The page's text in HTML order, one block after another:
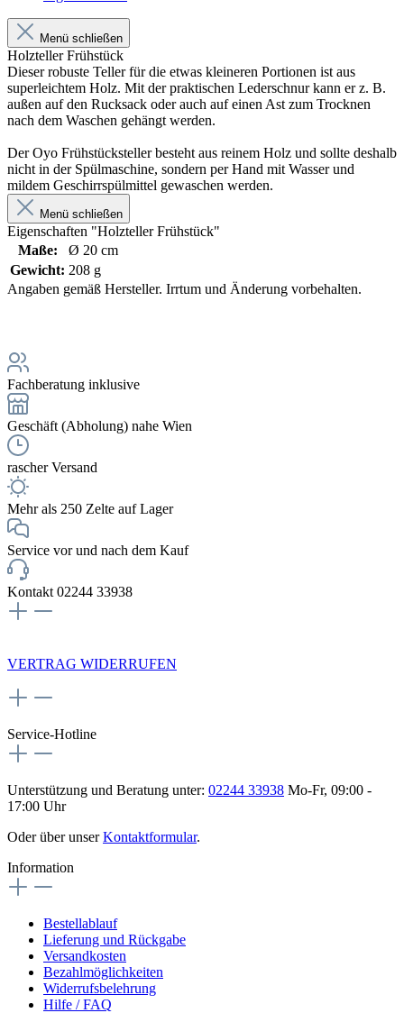
Menü schließen
Holzteller Frühstück
Dieser robuste Teller für die etwas kleineren Portionen ist aus
superleichtem Holz. Mit der praktischen Lederschnur kann er z. B.
außen auf den Rucksack oder auch auf einen Ast zum Trocknen
nach dem Waschen gehängt werden.
Der Oyo Frühstücksteller besteht aus reinem Holz und sollte deshalb
nicht in der Spülmaschine, sondern per Hand mit Wasser und
mildem Geschirrspülmittel gewaschen werden.
Menü schließen
Eigenschaften "Holzteller Frühstück"
Maße:
Ø 20 cm
Gewicht: 208 g
Angaben gemäß Hersteller. Irrtum und Änderung vorbehalten.
Fachberatung inklusive
Geschäft (Abholung) nahe Wien
rascher Versand
Mehr als 250 Zelte auf Lager
Service vor und nach dem Kauf
Kontakt 02244 33938
VERTRAG WIDERRUFEN
Service-Hotline
Unterstützung und Beratung unter: 02244 33938 Mo-Fr, 09:00 -
17:00 Uhr
Oder über unserKontaktformular.
Information
Bestellablauf
Lieferung und Rückgabe
Versandkosten
Bezahlmöglichkeiten
Widerrufsbelehrung
Hilfe / FAQ